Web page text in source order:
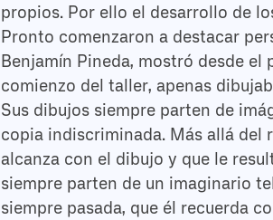
propios. Por ello el desarrollo de
Pronto comenzaron a destacar
Benjamín Pineda, mostró desde
comienzo del taller, apenas
Sus dibujos siempre parten de
copia indiscriminada. Más allá del
alcanza con el dibujo y que le
siempre parten de un imaginario
siempre pasada, que él recuerda